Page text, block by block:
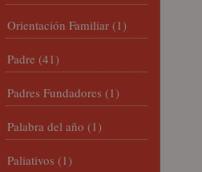
Orientación Familiar (1)
Padre (41)
Padres Fundadores (1)
Palabra del año (1)
Paliativos (1)